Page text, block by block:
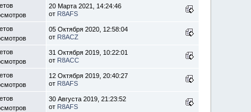
20 Марта 2021, 14:24:46
от R8AFS
05 Октября 2020, 12:58:04
от R8ACZ
31 Октября 2019, 10:22:01
от R8ACC
12 Октября 2019, 20:40:27
от R8AFS
30 Августа 2019, 21:23:52
от R8AFS